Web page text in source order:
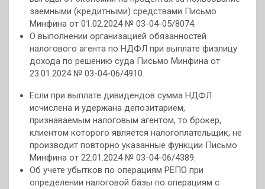
заемными (кредитными) средствами Письмо
Минфина от 01.02.2024 № 03-04-05/8074.
О выполнении организацией обязанностей
налогового агента по НДФЛ при выплате физлицу
дохода по решению суда Письмо Минфина от
23.01.2024 № 03-04-06/4910.
Если при выплате дивидендов сумма НДФЛ
исчислена и удержана депозитарием,
признаваемым налоговым агентом, то брокер,
клиентом которого является налогоплательщик, не
производит повторно указанные функции Письмо
Минфина от 22.01.2024 № 03-04-06/4389.
Об учете убытков по операциям РЕПО при
определении налоговой базы по операциям с